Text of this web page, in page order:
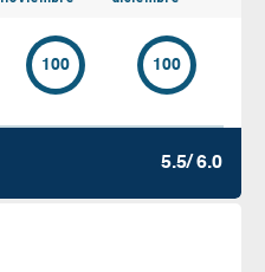
100 100
5.5/ 6.0